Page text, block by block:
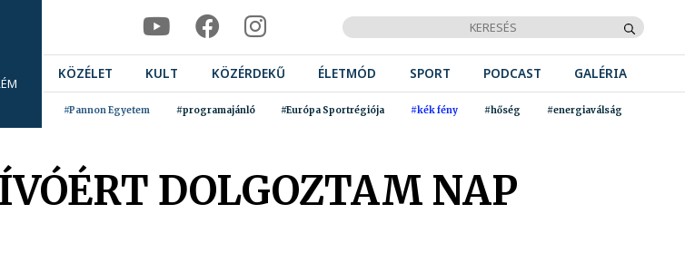
KÖZÉLET KULT KÖZÉRDEKŰ ÉLETMÓD SPORT PODCAST GALÉRIA
#Pannon Egyetem #programajánló #Európa Sportrégiója #kék fény #hőség #energiaválság
DOLGOZTAM NAP